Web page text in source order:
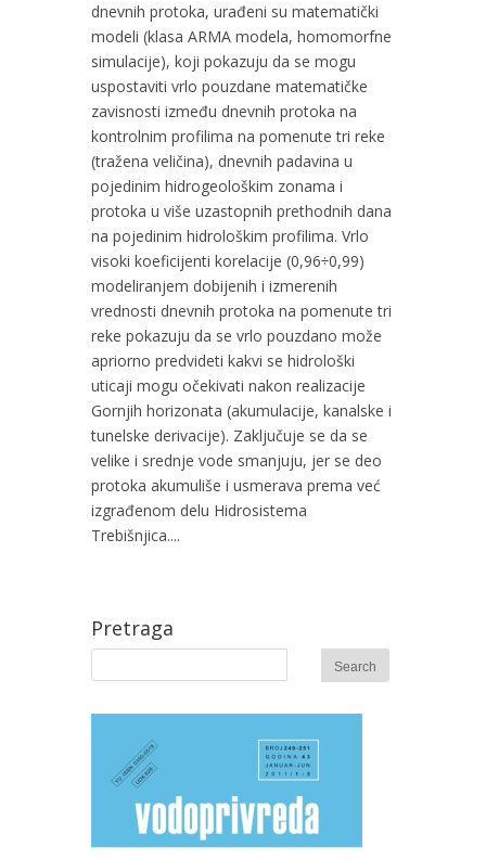
dnevnih protoka, urađeni su matematički
modeli (klasa ARMA modela, homomorfne
simulacije), koji pokazuju da se mogu
uspostaviti vrlo pouzdane matematičke
zavisnosti između dnevnih protoka na
kontrolnim profilima na pomenute tri reke
(tražena veličina), dnevnih padavina u
pojedinim hidrogeološkim zonama i
protoka u više uzastopnih prethodnih dana
na pojedinim hidrološkim profilima. Vrlo
visoki koeficijenti korelacije (0,96÷0,99)
modeliranjem dobijenih i izmerenih
vrednosti dnevnih protoka na pomenute tri
reke pokazuju da se vrlo pouzdano može
apriorno predvideti kakvi se hidrološki
uticaji mogu očekivati nakon realizacije
Gornjih horizonata (akumulacije, kanalske i
tunelske derivacije). Zaključuje se da se
velike i srednje vode smanjuju, jer se deo
protoka akumuliše i usmerava prema već
izgrađenom delu Hidrosistema
Trebišnjica....
Pretraga